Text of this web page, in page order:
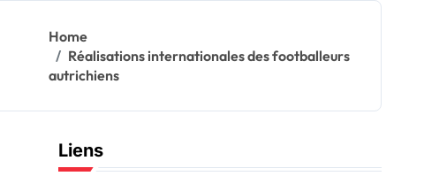
Home
Réalisations internationales des footballeurs
autrichiens
Liens